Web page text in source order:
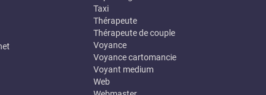
Taxi
Thérapeute
Thérapeute de couple
Voyance
Voyance cartomancie
Voyant medium
Web